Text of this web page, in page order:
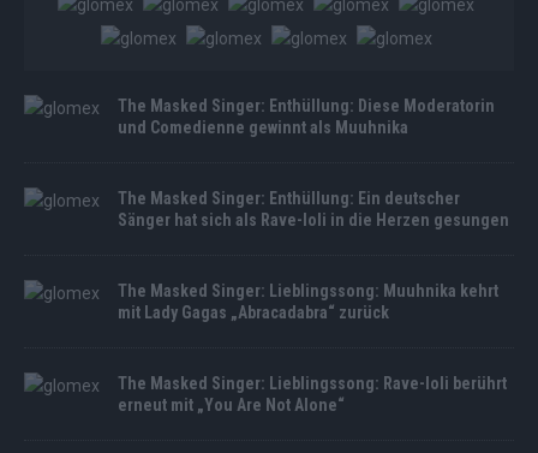
The Masked Singer: Enthüllung: Diese Moderatorin
und Comedienne gewinnt als Muuhnika
The Masked Singer: Enthüllung: Ein deutscher
Sänger hat sich als Rave-Ioli in die Herzen gesungen
The Masked Singer: Lieblingssong: Muuhnika kehrt
mit Lady Gagas „Abracadabra“ zurück
The Masked Singer: Lieblingssong: Rave-Ioli berührt
erneut mit „You Are Not Alone“